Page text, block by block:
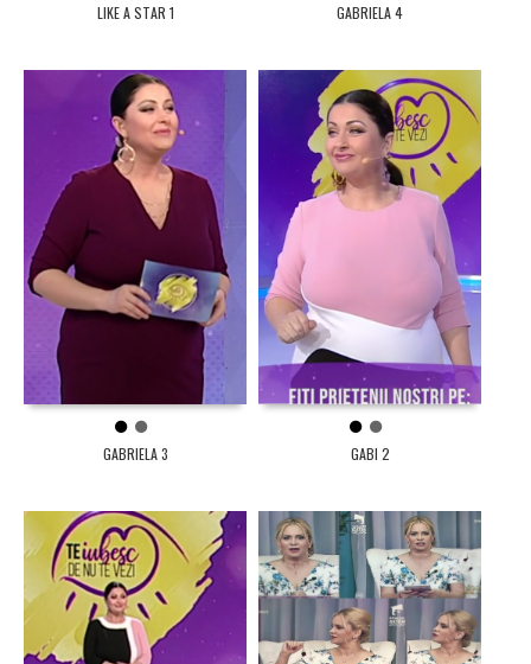
LIKE A STAR 1 GABRIELA 4
1 2
GABRIELA 3
1 2
GABI 2